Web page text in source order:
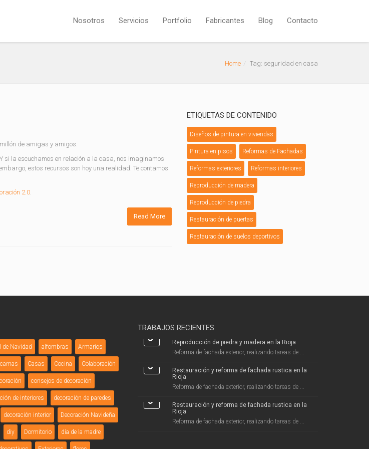
Nosotros Servicios Portfolio Fabricantes Blog Contacto
Home Tag: seguridad en casa
de amigas y amigos.
la escuchamos en relación a la casa, nos imaginamos
estos recursos son hoy una realidad. Te contamos
2.0.
Read More
ETIQUETAS DE CONTENIDO
Diseños de pintura en viviendas
Pintura en pisos Reformas de Fachadas
Reformas exteriores Reformas interiores
Reproducción de madera
Reproducción de piedra
Restauración de puertas
Restauración de suelos deportivos
de Navidad alfombras Armarios
camas Casas Cocina Colaboración
consejos de decoración
de interiores decoración de paredes
decoración interior Decoración Navideña
diy Dormitorio día de la madre
TRABAJOS RECIENTES
Reproducción de piedra y madera en la Rioja
Reforma de fachada exterior, realizando tareas de ...
Restauración y reforma de fachada rustica en la
Rioja
Reforma de fachada exterior, realizando tareas de ...
Restauración y reforma de fachada rustica en la
Rioja
Reforma de fachada exterior, realizando tareas de ...